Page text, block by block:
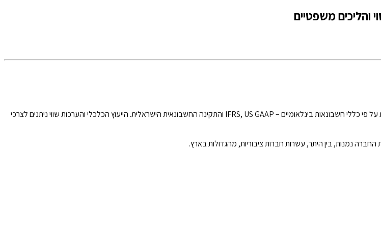
והליכים משפטיים
קבוצת שווי הוגן, מתמחה במתן ייעוץ כלכלי והערכות שווי מקצועיות בלתי תלויות לצרכי עסקאות המבוצעות על פי כללי חשבונאות בינלאומיים – IFRS, US GAAP והתקינה החשבונאית הישראלית. הייעוץ הכלכלי והערכות שווי ניתנים לצרכי
החברה נמנות, בין היתר, עשרות חברות ציבוריות, מהגדולות בארץ.